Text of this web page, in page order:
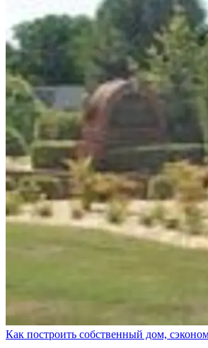
Как построить собственный дом,